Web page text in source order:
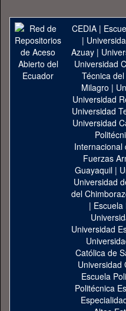
CEDIA|
|
Azuay|
Universidad
Técnica
Milagro |
Universidad
Universidad
Universidad
Internacional
Fuerzas
Guayaquil|
Universidad
del
|
Universidad
Católica de
Universidad
Escuela
Politécnica